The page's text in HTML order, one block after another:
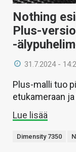
Nothing
Plus-
-
31.7.2024 -
Plus-malli tuo
etukameraan
Lue lisää
Dimensity 7350